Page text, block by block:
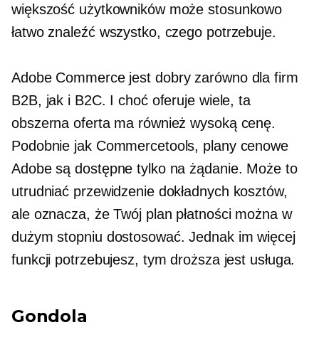
większość użytkowników może stosunkowo
łatwo znaleźć wszystko, czego potrzebuje.
Adobe Commerce jest dobry zarówno dla firm
B2B, jak i B2C. I choć oferuje wiele, ta
obszerna oferta ma również wysoką cenę.
Podobnie jak Commercetools, plany cenowe
Adobe są dostępne tylko na żądanie. Może to
utrudniać przewidzenie dokładnych kosztów,
ale oznacza, że ​​Twój plan płatności można w
dużym stopniu dostosować. Jednak im więcej
funkcji potrzebujesz, tym droższa jest usługa.
Gondola